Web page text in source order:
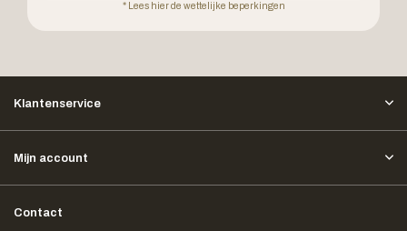
* Lees hier de wettelijke beperkingen
Klantenservice
Mijn account
Contact